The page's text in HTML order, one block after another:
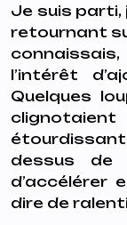
Je suis parti,
retournant
l’intérêt
Quelques
dessus de
d’accélérer
dire de